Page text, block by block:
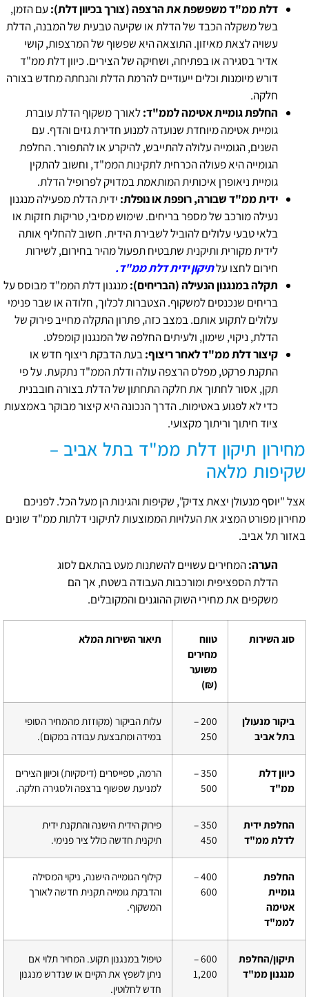
דלת ממ"ד משפשפת את הרצפה (צורך בכיוון דלת):עם הזמן,
בשל משקלה הכבד של הדלת או שקיעה טבעית של המבנה, הדלת
עשויה לצאת מאיזון. התוצאה היא שפשוף של המרצפות, קושי
אדיר בסגירה או בפתיחה, ושחיקה של הצירים. כיוון דלת ממ"ד
דורש מיומנות וכלים ייעודיים להרמת הדלת והנחתה מחדש בצורה
חלקה.
החלפת גומיית אטימה לממ"ד:לאורך משקוף הדלת עוברת
גומיית אטימה מיוחדת שנועדה למנוע חדירת גזים והדף. עם
השנים, הגומייה עלולה להתייבש, להיקרע או להתפורר. החלפת
הגומייה היא פעולה הכרחית לתקינות הממ"ד, וחשוב להתקין
גומיית ניאופרן איכותית המותאמת במדויק לפרופיל הדלת.
ידית ממ"ד שבורה, רופפת או נופלת: ידית הדלת מפעילה מנגנון
נעילה מורכב של מספר בריחים. שימוש מסיבי, טריקות חזקות או
בלאי טבעי עלולים להוביל לשבירת הידית. חשוב להחליף אותה
לידית מקורית ותיקנית שתבטיח תפעול מהיר בחירום, לשירות
חירום לחצו עלתיקון ידית דלת ממ"ד.
תקלה במנגנון הנעילה (הבריחים):מנגנון דלת הממ"ד מבוסס על
בריחים שנכנסים למשקוף. הצטברות לכלוך, חלודה או שבר פנימי
עלולים לתקוע אותם. במצב כזה, פתרון התקלה מחייב פירוק של
הדלת, ניקוי, שימון, ולעיתים החלפה של המנגנון קומפלט.
קיצור דלת ממ"ד לאחר ריצוף:בעת הדבקת ריצוף חדש או
התקנת פרקט, מפלס הרצפה עולה ודלת הממ"ד נתקעת. על פי
תקן, אסור לחתוך את חלקה התחתון של הדלת בצורה חובבנית
כדי לא לפגוע באטימות. הדרך הנכונה היא קיצור מבוקר באמצעות
ציוד חיתוך וריתוך מקצועי.
מחירון תיקון דלת ממ"ד בתל אביב –
שקיפות מלאה
אצל "יוסף מנעולן יצאת צדיק", שקיפות והגינות הן מעל הכל. לפניכם
מחירון מפורט המציג את העלויות הממוצעות לתיקוני דלתות ממ"ד שונים
באזור תל אביב.
הערה:המחירים עשויים להשתנות מעט בהתאם לסוג
הדלת הספציפית ומורכבות העבודה בשטח, אך הם
משקפים את מחירי השוק ההוגנים והמקובלים.
סוג השירות
טווח
מחירים
משוער
(₪)
תיאור השירות המלא
ביקור מנעולן
בתל אביב
200 –
250
עלות הביקור (מקוזזת מהמחיר הסופי
במידה ומתבצעת עבודה במקום).
כיוון דלת
ממ"ד
350 –
500
הרמה, ספייסרים (דיסקיות) וכיוון הצירים
למניעת שפשוף ברצפה ולסגירה חלקה.
החלפת ידית
לדלת ממ"ד
350 –
450
פירוק הידית הישנה והתקנת ידית
תיקנית חדשה כולל ציר פנימי.
החלפת
גומיית
אטימה
לממ"ד
400 –
600
קילוף הגומייה הישנה, ניקוי המסילה
והדבקת גומייה תקנית חדשה לאורך
המשקוף.
תיקון/החלפת
מנגנון ממ"ד
600 –
1,200
טיפול במנגנון תקוע. המחיר תלוי אם
ניתן לשפץ את הקיים או שנדרש מנגנון
חדש לחלוטין.